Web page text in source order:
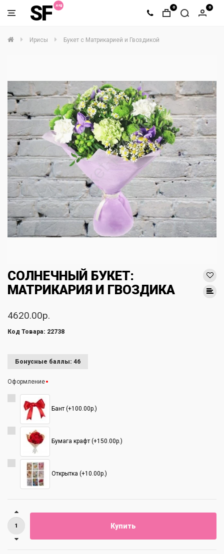
SF 0 0
Ирисы Букет с Матрикарией и Гвоздикой
СОЛНЕЧНЫЙ БУКЕТ:
МАТРИКАРИЯ И ГВОЗДИКА
4620.00р.
Код Товара: 22738
Бонусные баллы: 46
Оформление
Бант (+100.00р.)
Бумага крафт (+150.00р.)
Открытка (+10.00р.)
Купить